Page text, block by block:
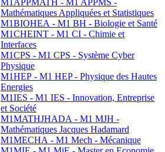
M1APPMATH - M1 APPMS -
Mathématiques Appliquées et Statistiques
M1BIOHEA - M1 BH - Biologie et Santé
M1CHEINT - M1 CI - Chimie et
Interfaces
M1CPS - M1 CPS - Système Cyber
Physique
M1HEP - M1 HEP - Physique des Hautes
Energies
M1IES - M1 IES - Innovation, Entreprise
et Société
M1MATHJHADA - M1 MJH -
Mathématiques Jacques Hadamard
M1MECHA - M1 Mech - Mécanique